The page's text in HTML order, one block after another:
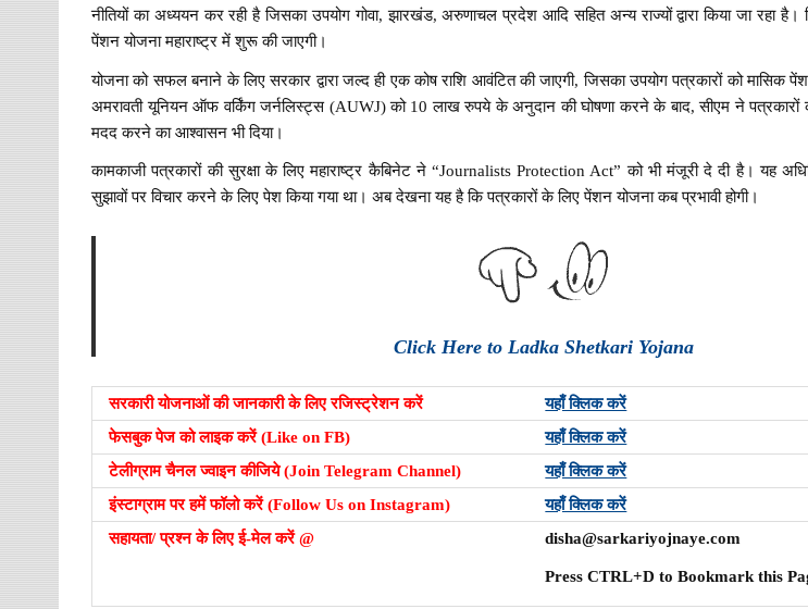
नीतियों का अध्ययन कर रही है जिसका उपयोग गोवा, झारखंड, अरुणाचल प्रदेश आदि सहित अन्य राज्यों द्वारा किया जा रहा
पेंशन योजना महाराष्ट्र में शुरू की जाएगी।
योजना को सफल बनाने के लिए सरकार द्वारा जल्द ही एक कोष राशि आवंटित की जाएगी, जिसका उपयोग पत्रकारों को मासिक
अमरावती यूनियन ऑफ वर्किंग जर्नलिस्ट्स (AUWJ) को 10 लाख रुपये के अनुदान की घोषणा करने के बाद, सीएम ने
मदद करने का आश्वासन भी दिया।
कामकाजी पत्रकारों की सुरक्षा के लिए महाराष्ट्र कैबिनेट ने “Journalists Protection Act” को भी मंजूरी दे दी है। यह
सुझावों पर विचार करने के लिए पेश किया गया था। अब देखना यह है कि पत्रकारों के लिए पेंशन योजना कब प्रभावी होगी।
Click Here to Ladka Shetkari Yojana
सरकारी योजनाओं की जानकारी के लिए रजिस्ट्रेशन करें
यहाँ क्लिक करें
फेसबुक पेज को लाइक करें (Like on FB)
यहाँ क्लिक करें
टेलीग्राम चैनल ज्वाइन कीजिये (Join Telegram Channel)
यहाँ क्लिक करें
इंस्टाग्राम पर हमें फॉलो करें (Follow Us on Instagram)
यहाँ क्लिक करें
सहायता/ प्रश्न के लिए ई-मेल करें @
disha@sarkariyojnaye.com
Press CTRL+D to Bookmark this